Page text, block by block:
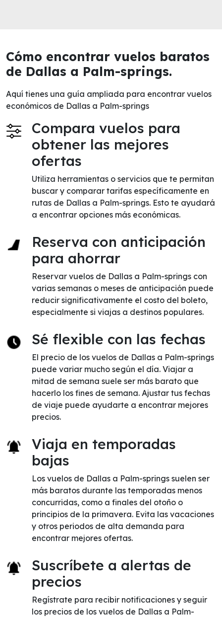
Cómo encontrar vuelos baratos
de Dallas a Palm-springs.
Aquí tienes una guía ampliada para encontrar vuelos
económicos de Dallas a Palm-springs
Compara vuelos para
obtener las mejores
ofertas
Utiliza herramientas o servicios que te permitan
buscar y comparar tarifas específicamente en
rutas de Dallas a Palm-springs. Esto te ayudará
a encontrar opciones más económicas.
Reserva con anticipación
para ahorrar
Reservar vuelos de Dallas a Palm-springs con
varias semanas o meses de anticipación puede
reducir significativamente el costo del boleto,
especialmente si viajas a destinos populares.
Sé flexible con las fechas
El precio de los vuelos de Dallas a Palm-springs
puede variar mucho según el día. Viajar a
mitad de semana suele ser más barato que
hacerlo los fines de semana. Ajustar tus fechas
de viaje puede ayudarte a encontrar mejores
precios.
Viaja en temporadas
bajas
Los vuelos de Dallas a Palm-springs suelen ser
más baratos durante las temporadas menos
concurridas, como a finales del otoño o
principios de la primavera. Evita las vacaciones
y otros periodos de alta demanda para
encontrar mejores ofertas.
Suscríbete a alertas de
precios
Regístrate para recibir notificaciones y seguir
los precios de los vuelos de Dallas a Palm-